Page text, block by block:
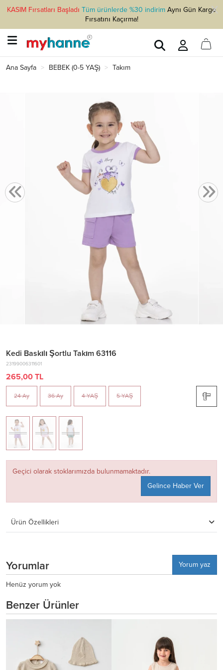
KASIM Fırsatları Başladı Tüm ürünlerde %30 indirimAynı Gün Kargo
Fırsatını Kaçırma!
Ana Sayfa BEBEK (0-5 YAŞ) Takım
Kedi Baskılı Şortlu Takım 63116
23199006311601
265,00 TL
24 Ay 36 Ay 4 YAŞ 5 YAŞ
Geçici olarak stoklarımızda bulunmamaktadır.
Gelince Haber Ver
Ürün Özellikleri
Yorumlar
Yorum yaz
Henüz yorum yok
Benzer Ürünler